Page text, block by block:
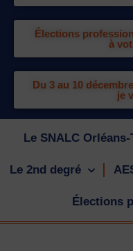
Élections
à
Du 3 au 10
je
Le SNALC
Le 2nd degré
Élections